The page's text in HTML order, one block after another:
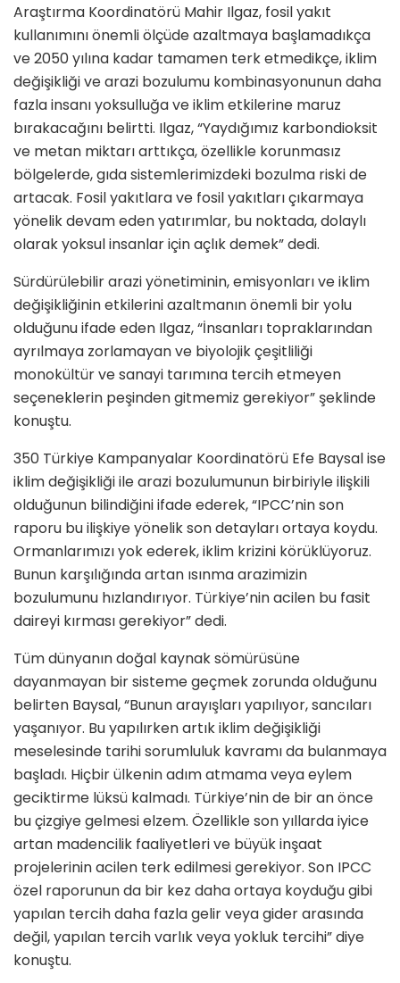
Araştırma Koordinatörü Mahir Ilgaz, fosil yakıt
kullanımını önemli ölçüde azaltmaya başlamadıkça
ve 2050 yılına kadar tamamen terk etmedikçe, iklim
değişikliği ve arazi bozulumu kombinasyonunun daha
fazla insanı yoksulluğa ve iklim etkilerine maruz
bırakacağını belirtti. Ilgaz, “Yaydığımız karbondioksit
ve metan miktarı arttıkça, özellikle korunmasız
bölgelerde, gıda sistemlerimizdeki bozulma riski de
artacak. Fosil yakıtlara ve fosil yakıtları çıkarmaya
yönelik devam eden yatırımlar, bu noktada, dolaylı
olarak yoksul insanlar için açlık demek” dedi.
Sürdürülebilir arazi yönetiminin, emisyonları ve iklim
değişikliğinin etkilerini azaltmanın önemli bir yolu
olduğunu ifade eden Ilgaz, “İnsanları topraklarından
ayrılmaya zorlamayan ve biyolojik çeşitliliği
monokültür ve sanayi tarımına tercih etmeyen
seçeneklerin peşinden gitmemiz gerekiyor” şeklinde
konuştu.
350 Türkiye Kampanyalar Koordinatörü Efe Baysal ise
iklim değişikliği ile arazi bozulumunun birbiriyle ilişkili
olduğunun bilindiğini ifade ederek, “IPCC’nin son
raporu bu ilişkiye yönelik son detayları ortaya koydu.
Ormanlarımızı yok ederek, iklim krizini körüklüyoruz.
Bunun karşılığında artan ısınma arazimizin
bozulumunu hızlandırıyor. Türkiye’nin acilen bu fasit
daireyi kırması gerekiyor” dedi.
Tüm dünyanın doğal kaynak sömürüsüne
dayanmayan bir sisteme geçmek zorunda olduğunu
belirten Baysal, “Bunun arayışları yapılıyor, sancıları
yaşanıyor. Bu yapılırken artık iklim değişikliği
meselesinde tarihi sorumluluk kavramı da bulanmaya
başladı. Hiçbir ülkenin adım atmama veya eylem
geciktirme lüksü kalmadı. Türkiye’nin de bir an önce
bu çizgiye gelmesi elzem. Özellikle son yıllarda iyice
artan madencilik faaliyetleri ve büyük inşaat
projelerinin acilen terk edilmesi gerekiyor. Son IPCC
özel raporunun da bir kez daha ortaya koyduğu gibi
yapılan tercih daha fazla gelir veya gider arasında
değil, yapılan tercih varlık veya yokluk tercihi” diye
konuştu.